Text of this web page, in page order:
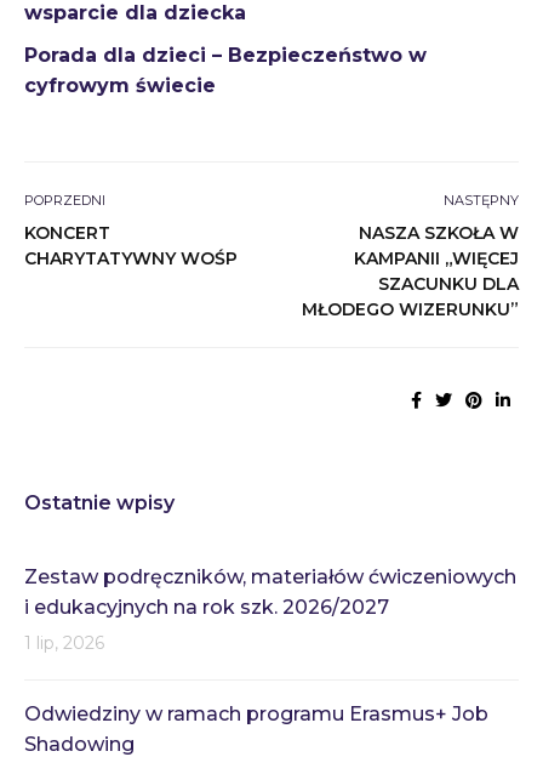
wsparcie dla dziecka
Porada dla dzieci – Bezpieczeństwo w
cyfrowym świecie
POPRZEDNI
KONCERT
CHARYTATYWNY WOŚP
NASTĘPNY
NASZA SZKOŁA W
KAMPANII „WIĘCEJ
SZACUNKU DLA
MŁODEGO WIZERUNKU”
Ostatnie wpisy
Zestaw podręczników, materiałów ćwiczeniowych
i edukacyjnych na rok szk. 2026/2027
1 lip, 2026
Odwiedziny w ramach programu Erasmus+ Job
Shadowing